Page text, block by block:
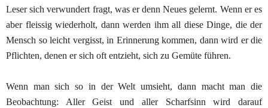
Leser sichverwundert fragt, was er denn Neues gelernt. Wenn er es
aber fleissig wiederholt, dann werden ihm all diese Dinge, die der
Mensch so leicht vergisst, in Erinnerung kommen, dann wird er die
Pflichten, denen er sich oft entzieht, sich zu Gemüte führen.
Wenn man sich so in der Welt umsieht, dann machtman die
Beobachtung: Aller Geist und aller Scharfsinn wird darauf